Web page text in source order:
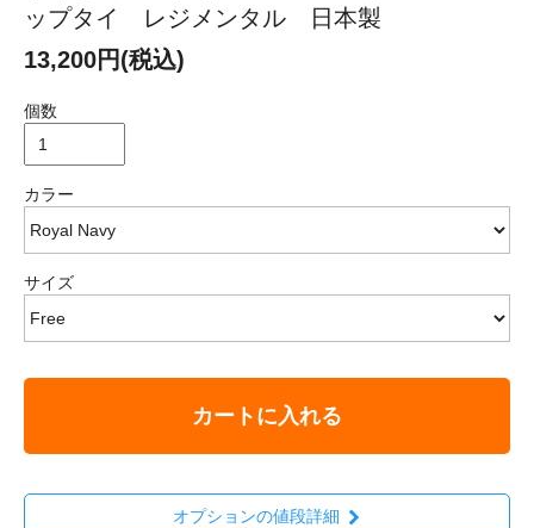
ップタイ レジメンタル 日本製
13,200円(税込)
個数
カラー
サイズ
カートに入れる
オプションの値段詳細